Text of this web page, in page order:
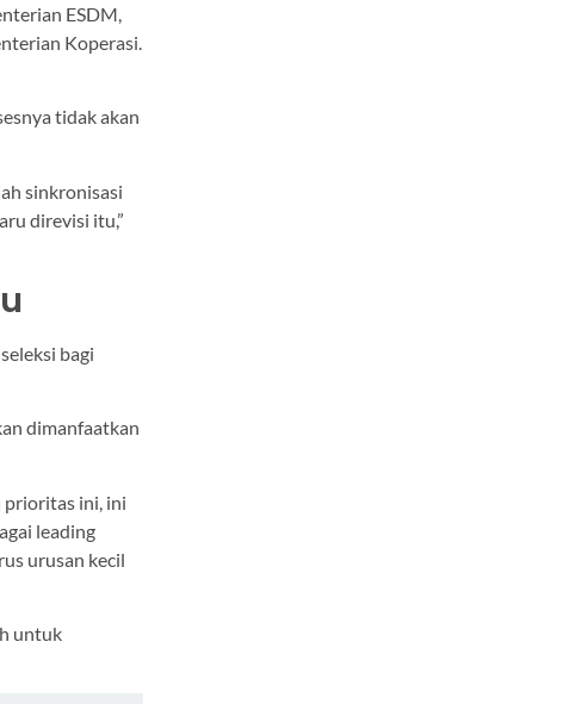
ESDM,
Koperasi.
tidak akan
sinkronisasi
direvisi itu,”
bagi
dimanfaatkan
prioritas ini, ini
leading
urusan kecil
untuk